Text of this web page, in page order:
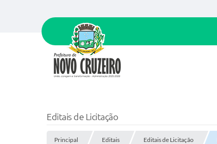
Editais de Licitação
Principal Editais Editais de Licitação